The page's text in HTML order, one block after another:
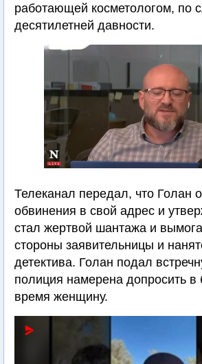
работающей косметологом, по
десятилетней давности.
Телеканал передал, что Голан
обвинения в свой адрес и
стал жертвой шантажа и
стороны заявительницы и
детектива. Голан подал
полиция намерена допросить
время женщину.